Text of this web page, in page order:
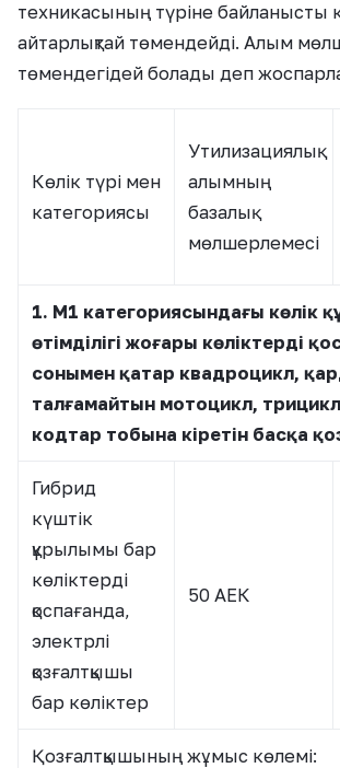
техникасының түріне байланысты
айтарлықтай төмендейді. Алым
төмендегідей болады деп
Көлік түрі мен
категориясы
Утилизациялық
алымның
базалық
мөлшерлемесі
1. М1 категориясындағы көлік
өтімділігі жоғары көліктерді
сонымен қатар квадроцикл,
талғамайтын мотоцикл,
кодтар тобына кіретін басқа
Гибрид
күштік
құрылымы бар
көліктерді
қоспағанда,
электрлі
қозғалтқышы
бар көліктер
50 АЕК
Қозғалтқышының жұмыс көлемі: